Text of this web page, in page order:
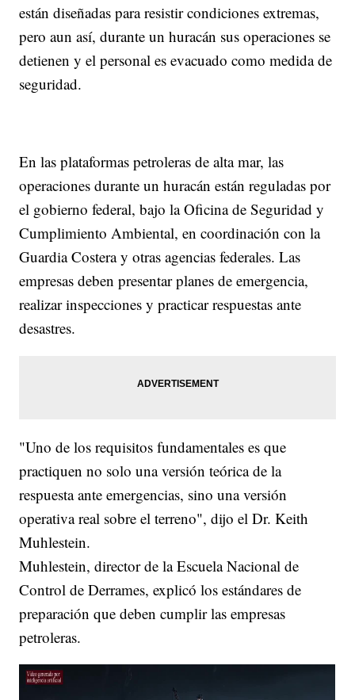
están diseñadas para resistir condiciones extremas,
pero aun así, durante un huracán sus operaciones se
detienen y el personal es evacuado como medida de
seguridad.
En las plataformas petroleras de alta mar, las
operaciones durante un huracán están reguladas por
el gobierno federal, bajo la Oficina de Seguridad y
Cumplimiento Ambiental, en coordinación con la
Guardia Costera y otras agencias federales. Las
empresas deben presentar planes de emergencia,
realizar inspecciones y practicar respuestas ante
desastres.
"Uno de los requisitos fundamentales es que
practiquen no solo una versión teórica de la
respuesta ante emergencias, sino una versión
operativa real sobre el terreno", dijo el Dr. Keith
Muhlestein.
Muhlestein, director de la Escuela Nacional de
Control de Derrames, explicó los estándares de
preparación que deben cumplir las empresas
petroleras.